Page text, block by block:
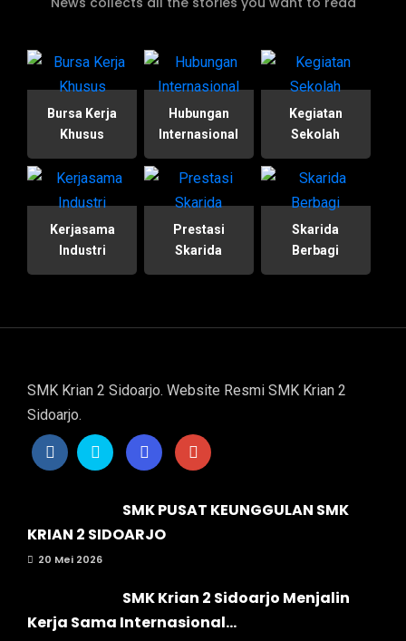
Bursa Kerja
Khusus
Hubungan
Internasional
Kegiatan
Sekolah
Kerjasama
Industri
Prestasi
Skarida
Skarida
Berbagi
SMK Krian 2 Sidoarjo. Website Resmi SMK Krian 2
Sidoarjo.
SMK PUSAT KEUNGGULAN SMK
KRIAN 2 SIDOARJO
20 Mei 2026
SMK Krian 2 Sidoarjo Menjalin
Kerja Sama Internasional...